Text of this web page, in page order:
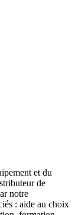
et du
de
notre
: aide au choix